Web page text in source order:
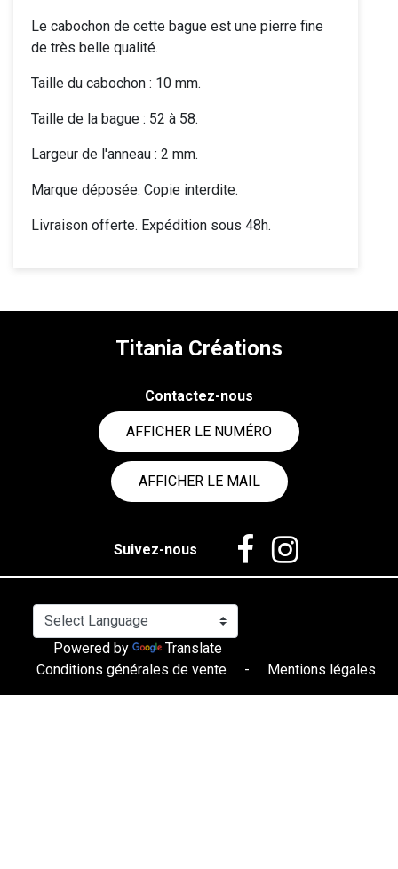
Le cabochon de cette bague est une pierre fine
de très belle qualité.
Taille du cabochon : 10 mm.
Taille de la bague : 52 à 58.
Largeur de l'anneau : 2 mm.
Marque déposée. Copie interdite.
Livraison offerte. Expédition sous 48h.
Titania Créations
Contactez-nous
AFFICHER LE NUMÉRO
AFFICHER LE MAIL
Suivez-nous
Powered by
Translate
Conditions générales de vente
- Mentions légales